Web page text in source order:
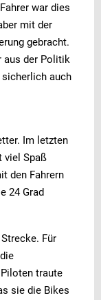
war dies
mit der
gebracht.
aus der Politik
sicherlich auch
Im letzten
viel Spaß
den Fahrern
24 Grad
Für
traute
sie die Bikes